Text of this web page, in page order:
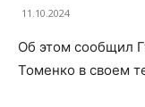
11.10.2024
Об этом сообщил
Томенко в своем